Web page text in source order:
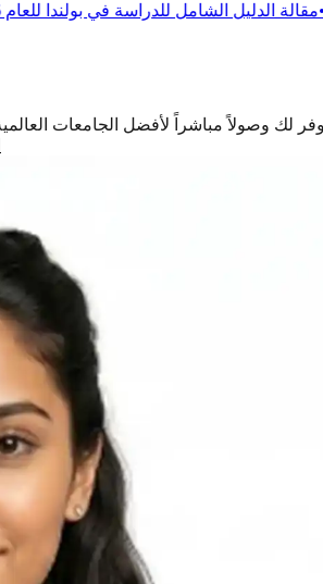
في بولندا للعام 2026 • مقالة
لك وصولاً مباشراً لأفضل الجامعات